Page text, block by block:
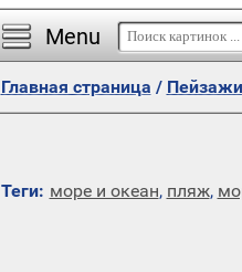
Menu
Главная страница / Пейзажи
Теги: море и океан, пляж,